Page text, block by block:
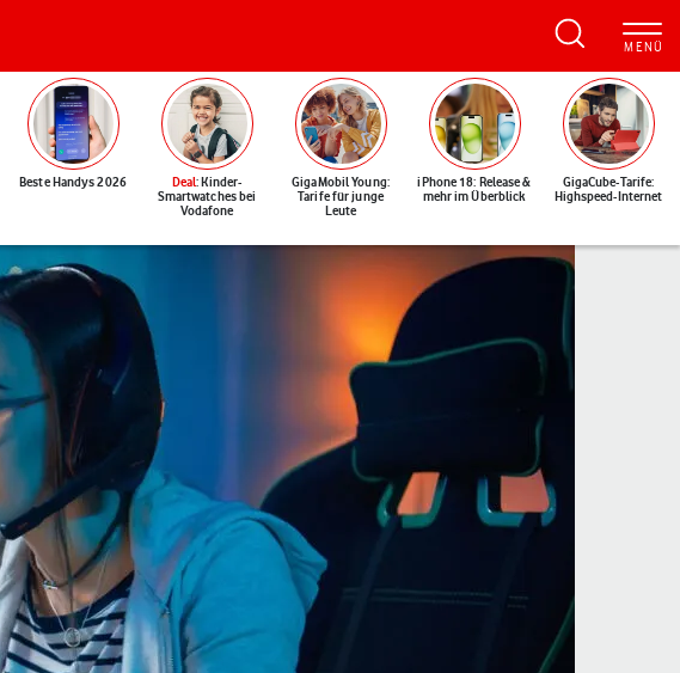
Beste Handys 2026 Deal: Kinder-
Smartwatches bei
Vodafone
GigaMobil Young:
Tarife für junge
Leute
iPhone 18: Release &
mehr im Überblick
GigaCube-Tarife:
Highspeed-Internet